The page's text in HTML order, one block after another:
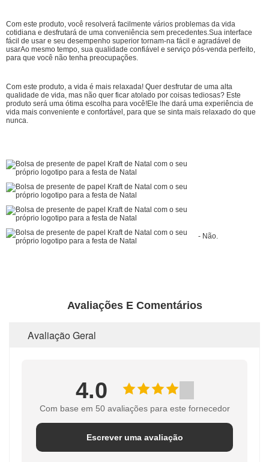
Com este produto, você resolverá facilmente vários problemas da vida
cotidiana e desfrutará de uma conveniência sem precedentes.Sua interface
fácil de usar e seu desempenho superior tornam-na fácil e agradável de
usarAo mesmo tempo, sua qualidade confiável e serviço pós-venda perfeito,
para que você não tenha preocupações.
Com este produto, a vida é mais relaxada! Quer desfrutar de uma alta
qualidade de vida, mas não quer ficar atolado por coisas tediosas? Este
produto será uma ótima escolha para você!Ele lhe dará uma experiência de
vida mais conveniente e confortável, para que se sinta mais relaxado do que
nunca.
- Não.
Avaliações E Comentários
Avaliação Geral
4.0
Com base em 50 avaliações para este fornecedor
Escrever uma avaliação